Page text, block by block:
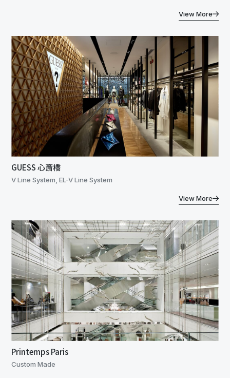
View More
GUESS 心斎橋
V Line System, EL-V Line System
View More
Printemps Paris
Custom Made